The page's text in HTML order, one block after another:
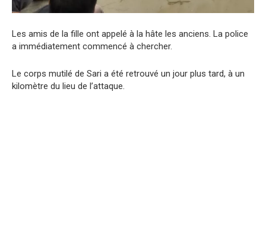
Les amis de la fille ont appelé à la hâte les anciens. La police
a immédiatement commencé à chercher.
Le corps mutilé de Sari a été retrouvé un jour plus tard, à un
kilomètre du lieu de l’attaque.